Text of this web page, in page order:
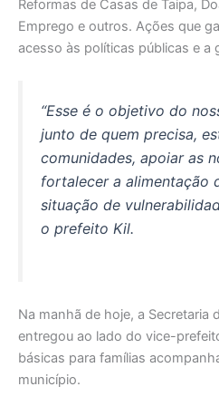
Reformas de Casas de Taipa,
Emprego e outros. Ações que
acesso às políticas públicas e a
“Esse é o objetivo do
junto de quem precisa,
comunidades, apoiar as
fortalecer a alimentação
situação de
o prefeito Kil.
Na manhã de hoje, a Secretaria
entregou ao lado do vice-
básicas para famílias
município.